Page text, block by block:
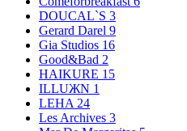
DOUCAL`S 3
Gerard Darel 9
Gia Studios 16
Good&Bad 2
HAIKURE 15
ILLUЖN 1
LEHA 24
Les Archives 3